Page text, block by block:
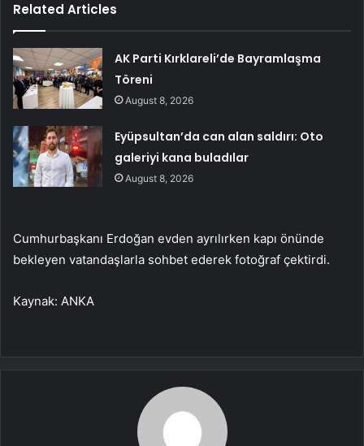
Related Articles
AK Parti Kırklareli’de Bayramlaşma
Töreni
August 8, 2026
Eyüpsultan’da can alan saldırı: Oto
galeriyi kana buladılar
August 8, 2026
Cumhurbaşkanı Erdoğan evden ayrılırken kapı önünde
bekleyen vatandaşlarla sohbet ederek fotoğraf çektirdi.
Kaynak: ANKA